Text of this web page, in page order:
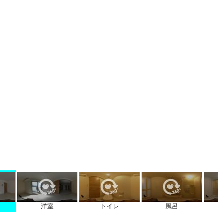
洋室 トイレ 風呂